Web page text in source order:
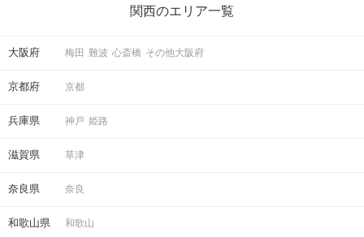
関西のエリア一覧
大阪府 梅田 難波 心斎橋 その他大阪府
京都府 京都
兵庫県 神戸 姫路
滋賀県 草津
奈良県 奈良
和歌山県 和歌山